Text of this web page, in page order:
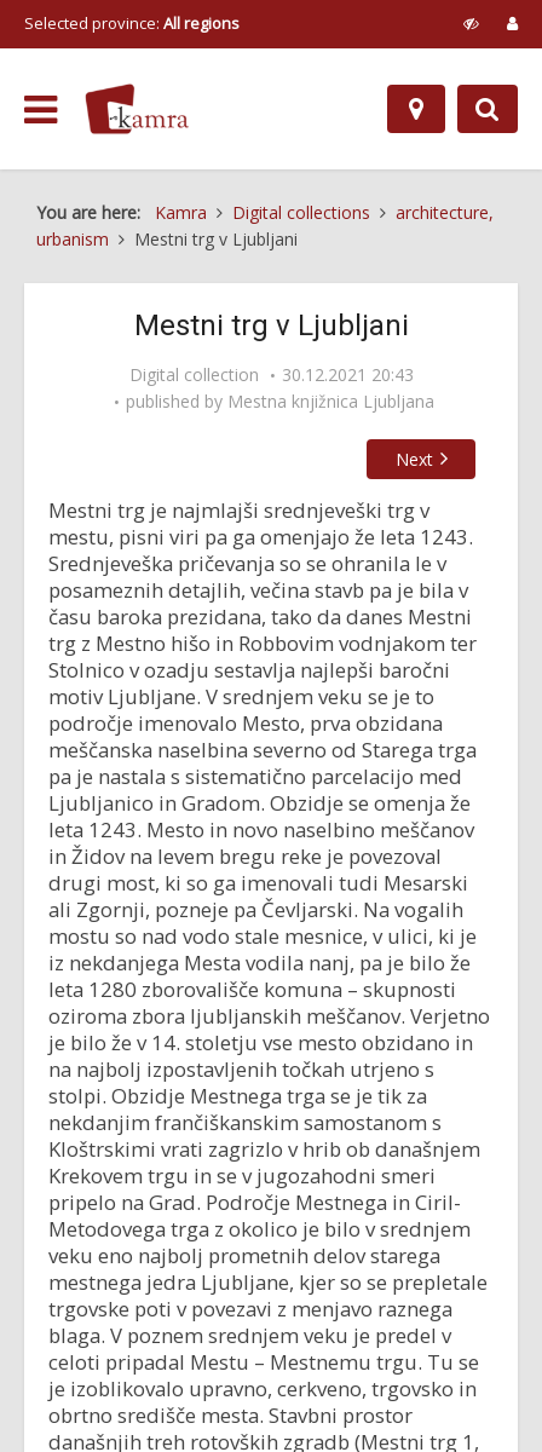
Selected province: All regions
You are here: Kamra Digital collections
architecture,
urbanism
Mestni trg v Ljubljani
Mestni trg v Ljubljani
Digital collection
30.12.2021 20:43
published by Mestna knjižnica Ljubljana
Next
Mestni trg je najmlajši srednjeveški trg v
mestu, pisni viri pa ga omenjajo že leta 1243.
Srednjeveška pričevanja so se ohranila le v
posameznih detajlih, večina stavb pa je bila v
času baroka prezidana, tako da danes Mestni
trg z Mestno hišo in Robbovim vodnjakom ter
Stolnico v ozadju sestavlja najlepši baročni
motiv Ljubljane. V srednjem veku se je to
področje imenovalo Mesto, prva obzidana
meščanska naselbina severno od Starega trga
pa je nastala s sistematično parcelacijo med
Ljubljanico in Gradom. Obzidje se omenja že
leta 1243. Mesto in novo naselbino meščanov
in Židov na levem bregu reke je povezoval
drugi most, ki so ga imenovali tudi Mesarski
ali Zgornji, pozneje pa Čevljarski. Na vogalih
mostu so nad vodo stale mesnice, v ulici, ki je
iz nekdanjega Mesta vodila nanj, pa je bilo že
leta 1280 zborovališče komuna – skupnosti
oziroma zbora ljubljanskih meščanov. Verjetno
je bilo že v 14. stoletju vse mesto obzidano in
na najbolj izpostavljenih točkah utrjeno s
stolpi. Obzidje Mestnega trga se je tik za
nekdanjim frančiškanskim samostanom s
Kloštrskimi vrati zagrizlo v hrib ob današnjem
Krekovem trgu in se v jugozahodni smeri
pripelo na Grad. Področje Mestnega in Ciril-
Metodovega trga z okolico je bilo v srednjem
veku eno najbolj prometnih delov starega
mestnega jedra Ljubljane, kjer so se prepletale
trgovske poti v povezavi z menjavo raznega
blaga. V poznem srednjem veku je predel v
celoti pripadal Mestu – Mestnemu trgu. Tu se
je izoblikovalo upravno, cerkveno, trgovsko in
obrtno središče mesta. Stavbni prostor
današnjih treh rotovških zgradb (Mestni trg 1,